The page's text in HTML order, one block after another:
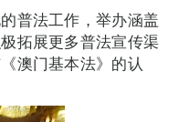
普法工作，举办涵盖
拓展更多普法宣传渠
澳门基本法》的认